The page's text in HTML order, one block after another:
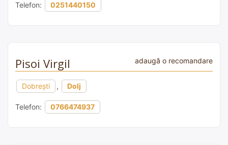
Telefon: 0251440150
Pisoi Virgil adaugă o recomandare
Dobrești , Dolj
Telefon: 0766474937